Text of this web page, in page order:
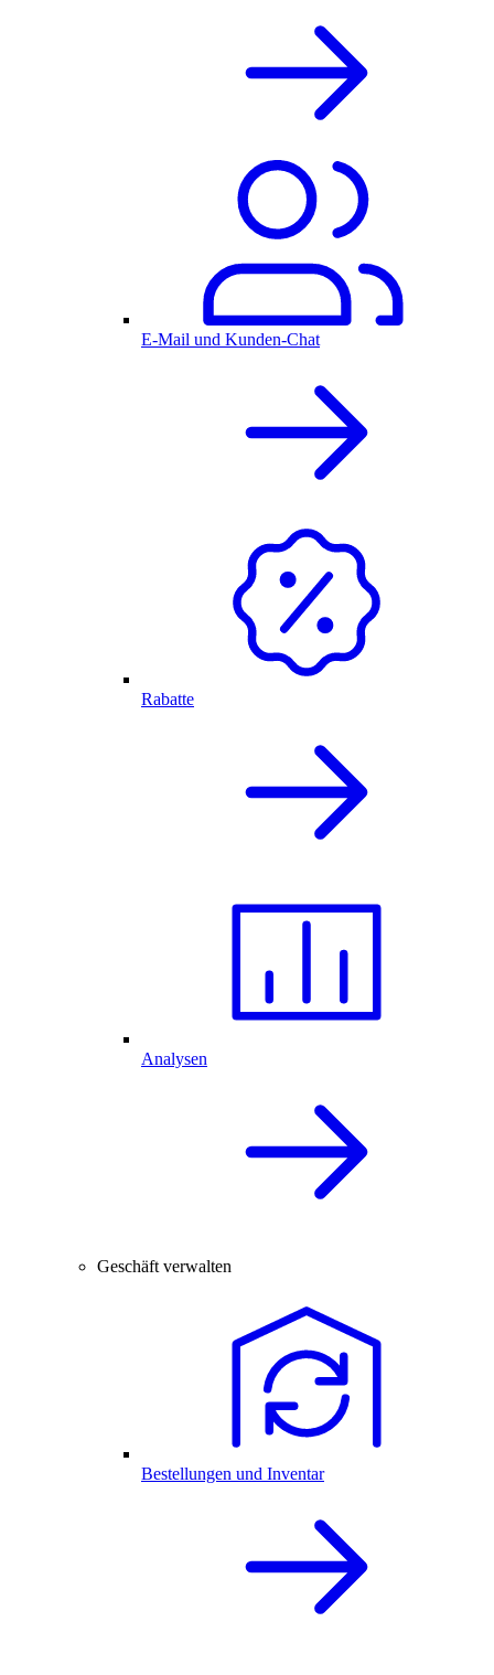
E-Mail und Kunden-Chat
Rabatte
Analysen
Geschäft verwalten
Bestellungen und Inventar